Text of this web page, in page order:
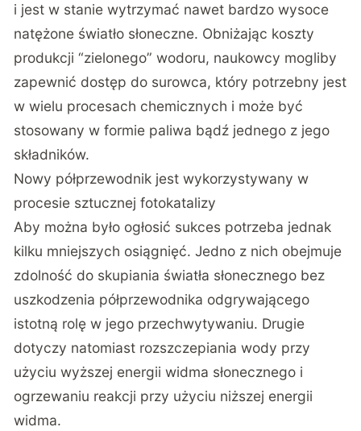
i jest w stanie wytrzymać nawet bardzo wysoce
natężone światło słoneczne. Obniżając koszty
produkcji “zielonego” wodoru, naukowcy mogliby
zapewnić dostęp do surowca, który potrzebny jest
w wielu procesach chemicznych i może być
stosowany w formie paliwa bądź jednego z jego
składników.
Nowy półprzewodnik jest wykorzystywany w
procesie sztucznej fotokatalizy
Aby można było ogłosić sukces potrzeba jednak
kilku mniejszych osiągnięć. Jedno z nich obejmuje
zdolność do skupiania światła słonecznego bez
uszkodzenia półprzewodnika odgrywającego
istotną rolę w jego przechwytywaniu. Drugie
dotyczy natomiast rozszczepiania wody przy
użyciu wyższej energii widma słonecznego i
ogrzewaniu reakcji przy użyciu niższej energii
widma.